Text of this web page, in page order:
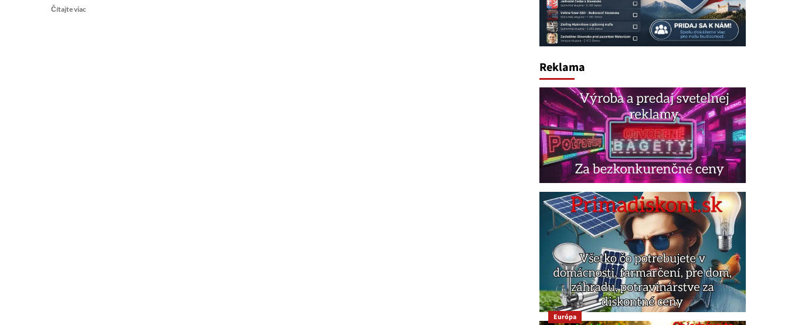
Čítajte viac
Reklama
Európa